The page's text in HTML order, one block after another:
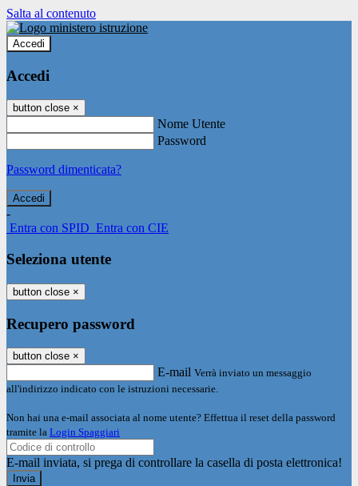
Salta al contenuto
Accedi
Accedi
button close ×
Nome Utente
Password
Password dimenticata?
-
Entra con SPID Entra con CIE
Seleziona utente
button close ×
Recupero password
button close ×
E-mail Verrà inviato un messaggio
all'indirizzo indicato con le istruzioni necessarie.
Non hai una e-mail associata al nome utente? Effettua il reset della password
tramite la Login Spaggiari
E-mail inviata, si prega di controllare la casella di posta elettronica!